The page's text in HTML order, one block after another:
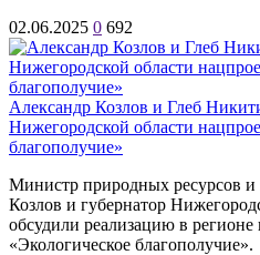
02.06.2025 0 692
Александр Козлов и Глеб
Нижегородской области
благополучие»
Министр природных ресурсов и
Козлов и губернатор
обсудили реализацию в регионе
«Экологическое благополучие».